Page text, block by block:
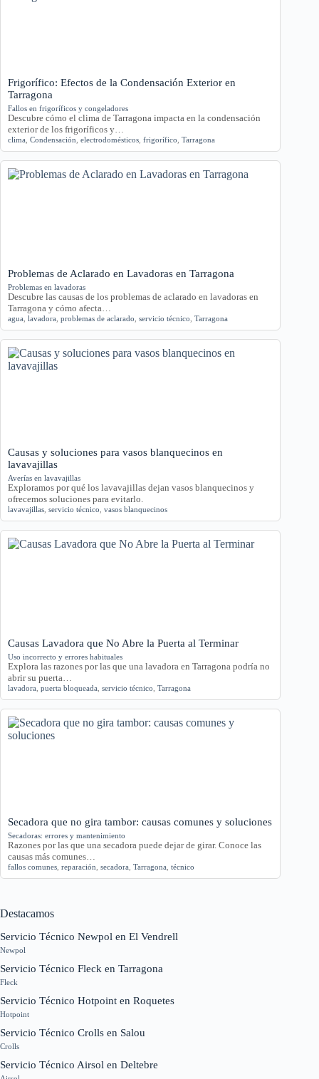
Frigorífico: Efectos de la Condensación Exterior en
Tarragona
Fallos en frigoríficos y congeladores
Descubre cómo el clima de Tarragona impacta en la condensación
exterior de los frigoríficos y…
clima Condensación electrodomésticos frigorífico Tarragona
Problemas de Aclarado en Lavadoras en Tarragona
Problemas en lavadoras
Descubre las causas de los problemas de aclarado en lavadoras en
Tarragona y cómo afecta…
agua lavadora problemas de aclarado servicio técnico Tarragona
Causas y soluciones para vasos blanquecinos en
lavavajillas
Averías en lavavajillas
Exploramos por qué los lavavajillas dejan vasos blanquecinos y
ofrecemos soluciones para evitarlo.
lavavajillas servicio técnico vasos blanquecinos
Causas Lavadora que No Abre la Puerta al Terminar
Uso incorrecto y errores habituales
Explora las razones por las que una lavadora en Tarragona podría no
abrir su puerta…
lavadora puerta bloqueada servicio técnico Tarragona
Secadora que no gira tambor: causas comunes y soluciones
Secadoras: errores y mantenimiento
Razones por las que una secadora puede dejar de girar. Conoce las
causas más comunes…
fallos comunes reparación secadora Tarragona técnico
Destacamos
Servicio Técnico Newpol en El Vendrell
Newpol
Servicio Técnico Fleck en Tarragona
Fleck
Servicio Técnico Hotpoint en Roquetes
Hotpoint
Servicio Técnico Crolls en Salou
Crolls
Servicio Técnico Airsol en Deltebre